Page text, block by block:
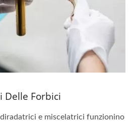
Delle Forbici
e miscelatrici funzionino